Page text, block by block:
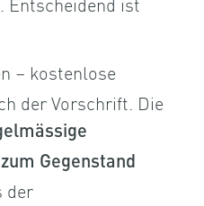
– kostenlose
der Vorschrift. Die
Gegenstand
der